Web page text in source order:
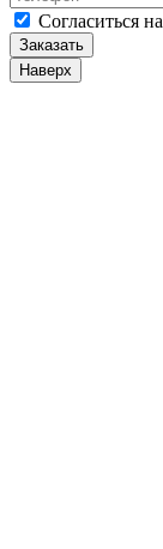
Cогласиться
Заказать
Наверх